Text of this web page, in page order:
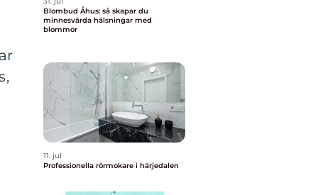
Blombud Åhus: så skapar du
minnesvärda hälsningar med
blommor
11. jul
Professionella rörmokare i härjedalen